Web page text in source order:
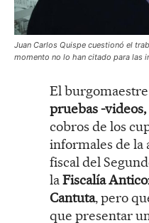
Juan Carlos Quispe cuestionó el
momento no lo han citado para las
El
pruebas -
cobros de los
informales de la
fiscal del
laFiscalía
Cantuta, pero
que presentar